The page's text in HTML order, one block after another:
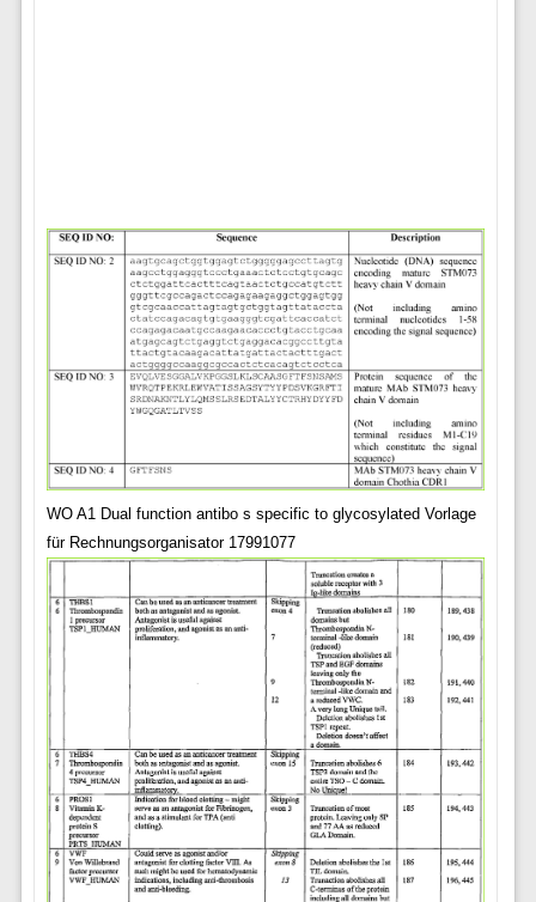
WO A1 Dual function antibo s specific to glycosylated Vorlage
für Rechnungsorganisator 17991077